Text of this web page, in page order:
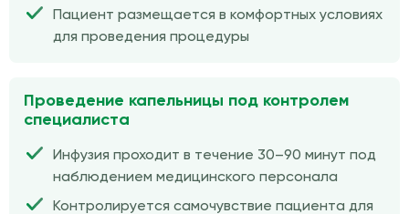
Пациент размещается в комфортных условиях
для проведения процедуры
Проведение капельницы под контролем
специалиста
Инфузия проходит в течение 30–90 минут под
наблюдением медицинского персонала
Контролируется самочувствие пациента для